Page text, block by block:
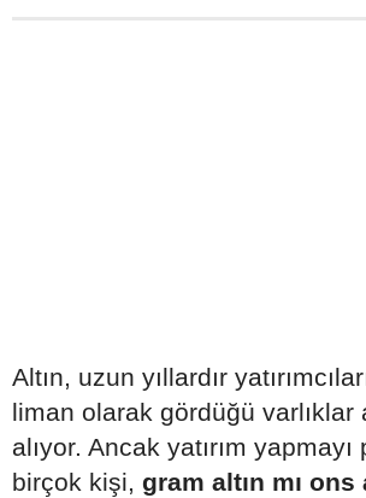
Altın, uzun yıllardır
liman olarak gördüğü varlıklar
alıyor. Ancak yatırım
birçok kişi, gram altın mı ons